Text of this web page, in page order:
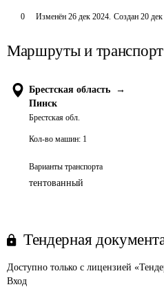
0 Изменён 26 дек 2024. Создан 20
Маршруты и транспорт
Брестская область
→
Пинск
Брестская обл.
Кол-во машин: 1
Варианты транспорта
тентованный
Тендерная
Доступно только с лицензией
Вход